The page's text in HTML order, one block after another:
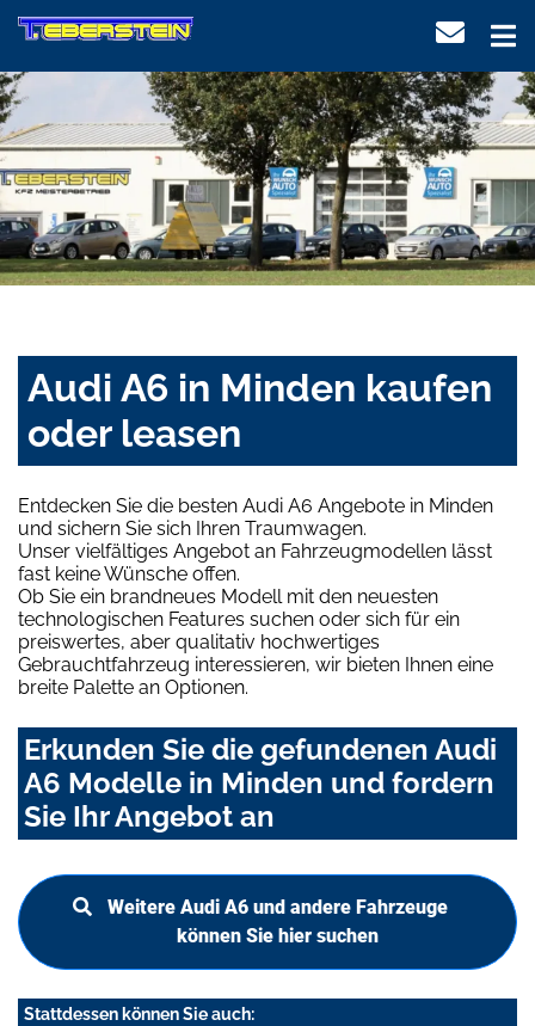
Audi A6 in Minden kaufen
oder leasen
Entdecken Sie die besten Audi A6 Angebote in Minden
und sichern Sie sich Ihren Traumwagen.
Unser vielfältiges Angebot an Fahrzeugmodellen lässt
fast keine Wünsche offen.
Ob Sie ein brandneues Modell mit den neuesten
technologischen Features suchen oder sich für ein
preiswertes, aber qualitativ hochwertiges
Gebrauchtfahrzeug interessieren, wir bieten Ihnen eine
breite Palette an Optionen.
Erkunden Sie die gefundenen Audi
A6 Modelle in Minden und fordern
Sie Ihr Angebot an
Weitere Audi A6 und andere Fahrzeuge
können Sie hier suchen
Stattdessen können Sie auch: